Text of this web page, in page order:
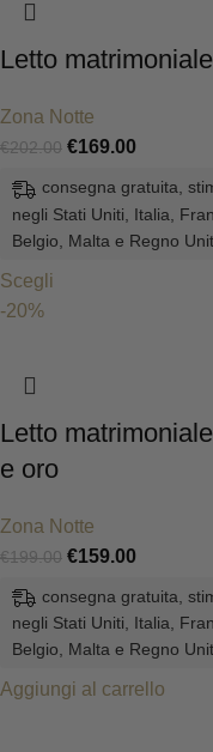
Letto
Zona Notte
€202.00 €169.00
consegna gratuita,
negli Stati Uniti, Italia,
Belgio, Malta e Regno
Scegli
-20%
Letto
e oro
Zona Notte
€199.00 €159.00
consegna gratuita,
negli Stati Uniti, Italia,
Belgio, Malta e Regno
Aggiungi al carrello